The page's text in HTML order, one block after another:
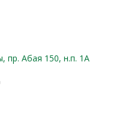
пр. Абая 150, н.п. 1А